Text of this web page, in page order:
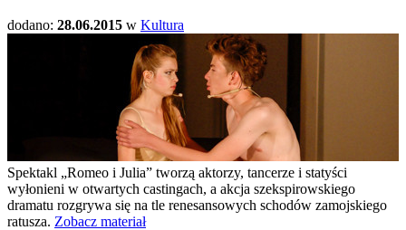
dodano: 28.06.2015 w Kultura
Spektakl „Romeo i Julia” tworzą aktorzy, tancerze i statyści
wyłonieni w otwartych castingach, a akcja szekspirowskiego
dramatu rozgrywa się na tle renesansowych schodów zamojskiego
ratusza. Zobacz materiał